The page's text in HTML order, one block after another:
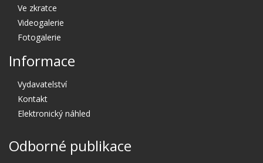
Ve zkratce
Videogalerie
Fotogalerie
Informace
Vydavatelství
Kontakt
Elektronický náhled
Odborné publikace